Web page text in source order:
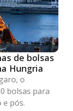
de bolsas
Hungria
o
bolsas para
e pós.